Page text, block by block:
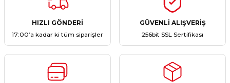
HIZLI GÖNDERİ
17:00’a kadar ki tüm siparişler
GÜVENLİ ALIŞVERİŞ
256bit SSL Sertifikası